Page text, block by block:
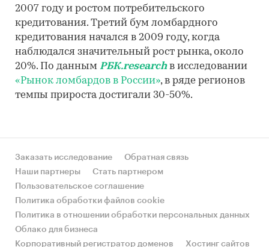
2007 году и ростом потребительского
кредитования. Третий бум ломбардного
кредитования начался в 2009 году, когда
наблюдался значительный рост рынка, около
20%. По данным РБК.researchв исследовании
«Рынок ломбардов в России», в ряде регионов
темпы прироста достигали 30-50%.
Заказать исследование
Обратная связь
Наши партнеры
Стать партнером
Пользовательское соглашение
Политика обработки файлов cookie
Политика в отношении обработки персональных данных
Облако для бизнеса
Корпоративный регистратор доменов
Хостинг сайтов